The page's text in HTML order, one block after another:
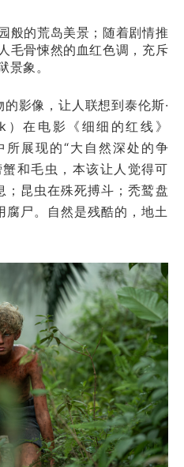
般的荒岛美景；随着剧情推
毛骨悚然的血红色调，充斥
景象。
影像，让人联想到泰伦斯·
在电影《细细的红线》
所展现的“大自然深处的争
和毛虫，本该让人觉得可
；昆虫在殊死搏斗；秃鹫盘
尸。自然是残酷的，地土